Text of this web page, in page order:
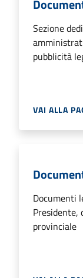
Sezione
pubblicità
VAI ALLA
Documenti
Presidente,
provinciale